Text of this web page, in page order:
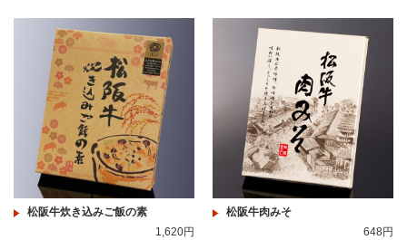
松阪牛炊き込みご飯の素
1,620円
松阪牛肉みそ
648円